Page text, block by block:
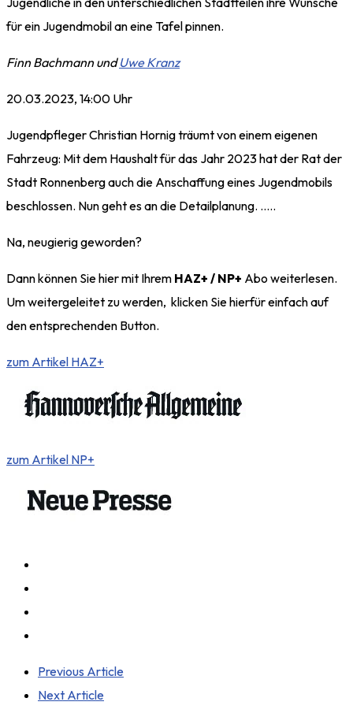
für ein Jugendmobil an eine Tafel pinnen.
Finn Bachmann undUwe Kranz
20.03.2023, 14:00 Uhr
Jugendpfleger Christian Hornig träumt von einem eigenen
Fahrzeug: Mit dem Haushalt für das Jahr 2023 hat der Rat der
Stadt Ronnenberg auch die Anschaffung eines Jugendmobils
beschlossen. Nun geht es an die Detailplanung. …..
Na, neugierig geworden?
Dann können Sie hier mit Ihrem HAZ+ / NP+ Abo weiterlesen.
Um weitergeleitet zu werden, klicken Sie hierfür einfach auf
den entsprechenden Button.
zum Artikel HAZ+
zum Artikel NP+
Previous Article
Next Article